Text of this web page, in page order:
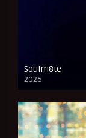
Soulm8te
2026
FULL HD